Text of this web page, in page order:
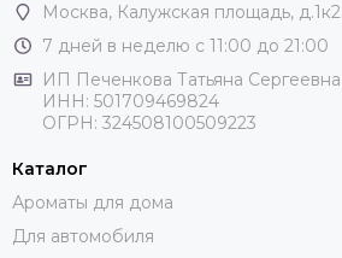
Москва, Калужская площадь, д.1к2
7 дней в неделю с 11:00 до 21:00
ИП Печенкова Татьяна Сергеевна
ИНН: 501709469824
ОГРН: 324508100509223
Каталог
Ароматы для дома
Для автомобиля